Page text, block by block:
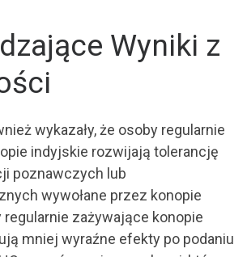
Wyniki z
wykazały, że osoby regularnie
indyjskie rozwijają tolerancję
poznawczych lub
wywołane przez konopie
regularnie zażywające konopie
mniej wyraźne efekty po podaniu